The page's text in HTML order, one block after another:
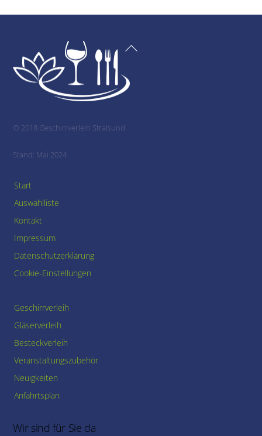
Back
© 2018 Geschirrverleih Stralsund
Stand: Mai 2024
Start
Auswahlliste
Kontakt
Impressum
Datenschutzerklärung
Cookie-Einstellungen
Geschirrverleih
Gläserverleih
Besteckverleih
Veranstaltungszubehör
Neuigkeiten
Anfahrtsplan
Wir sind für Sie da